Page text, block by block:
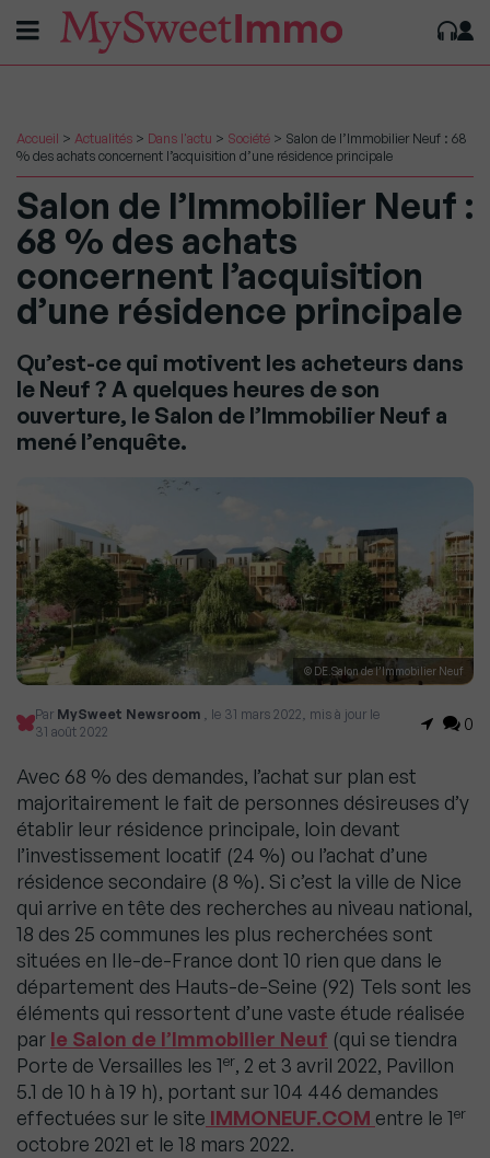
Accueil > Actualités > Dans l'actu > Société > Salon de l’Immobilier Neuf : 68
% des achats concernent l’acquisition d’une résidence principale
Salon de l’Immobilier Neuf :
68 % des achats
concernent l’acquisition
d’une résidence principale
Qu’est-ce qui motivent les acheteurs dans
le Neuf ? A quelques heures de son
ouverture, le Salon de l’Immobilier Neuf a
mené l’enquête.
© DE.Salon de l’Immobilier Neuf
Par MySweet Newsroom , le 31 mars 2022, mis à jour le
31 août 2022
0
Avec 68 % des demandes, l’achat sur plan est
majoritairement le fait de personnes désireuses d’y
établir leur résidence principale, loin devant
l’investissement locatif (24 %) ou l’achat d’une
résidence secondaire (8 %). Si c’est la ville de Nice
qui arrive en tête des recherches au niveau national,
18 des 25 communes les plus recherchées sont
situées en Ile-de-France dont 10 rien que dans le
département des Hauts-de-Seine (92) Tels sont les
éléments qui ressortent d’une vaste étude réalisée
par le Salon de l’Immobilier Neuf (qui se tiendra
Porte de Versailles les 1er, 2 et 3 avril 2022, Pavillon
5.1 de 10 h à 19 h), portant sur 104 446 demandes
effectuées sur le site IMMONEUF.COM entre le 1er
octobre 2021 et le 18 mars 2022.